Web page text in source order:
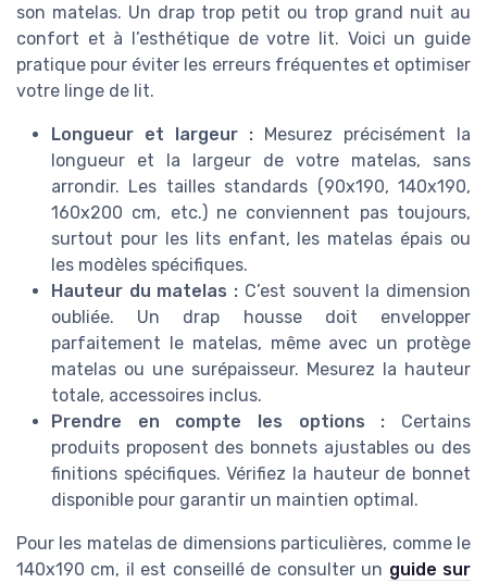
son matelas. Un drap trop petit ou trop grand nuit au
confort et à l’esthétique de votre lit. Voici un guide
pratique pour éviter les erreurs fréquentes et optimiser
votre linge de lit.
Longueur et largeur : Mesurez précisément la
longueur et la largeur de votre matelas, sans
arrondir. Les tailles standards (90x190, 140x190,
160x200 cm, etc.) ne conviennent pas toujours,
surtout pour les lits enfant, les matelas épais ou
les modèles spécifiques.
Hauteur du matelas : C’est souvent la dimension
oubliée. Un drap housse doit envelopper
parfaitement le matelas, même avec un protège
matelas ou une surépaisseur. Mesurez la hauteur
totale, accessoires inclus.
Prendre en compte les options : Certains
produits proposent des bonnets ajustables ou des
finitions spécifiques. Vérifiez la hauteur de bonnet
disponible pour garantir un maintien optimal.
Pour les matelas de dimensions particulières, comme le
140x190 cm, il est conseillé de consulter un guide sur